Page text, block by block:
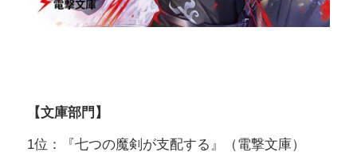
【文庫部門】
1位：『七つの魔剣が支配する』（電撃文庫）